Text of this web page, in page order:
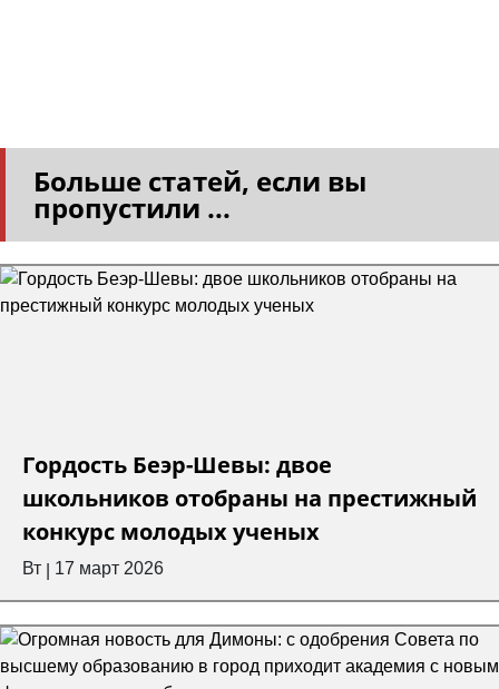
Больше статей, если вы
пропустили ...
Гордость Беэр-Шевы: двое
школьников отобраны на престижный
конкурс молодых ученых
Вт 17 март 2026